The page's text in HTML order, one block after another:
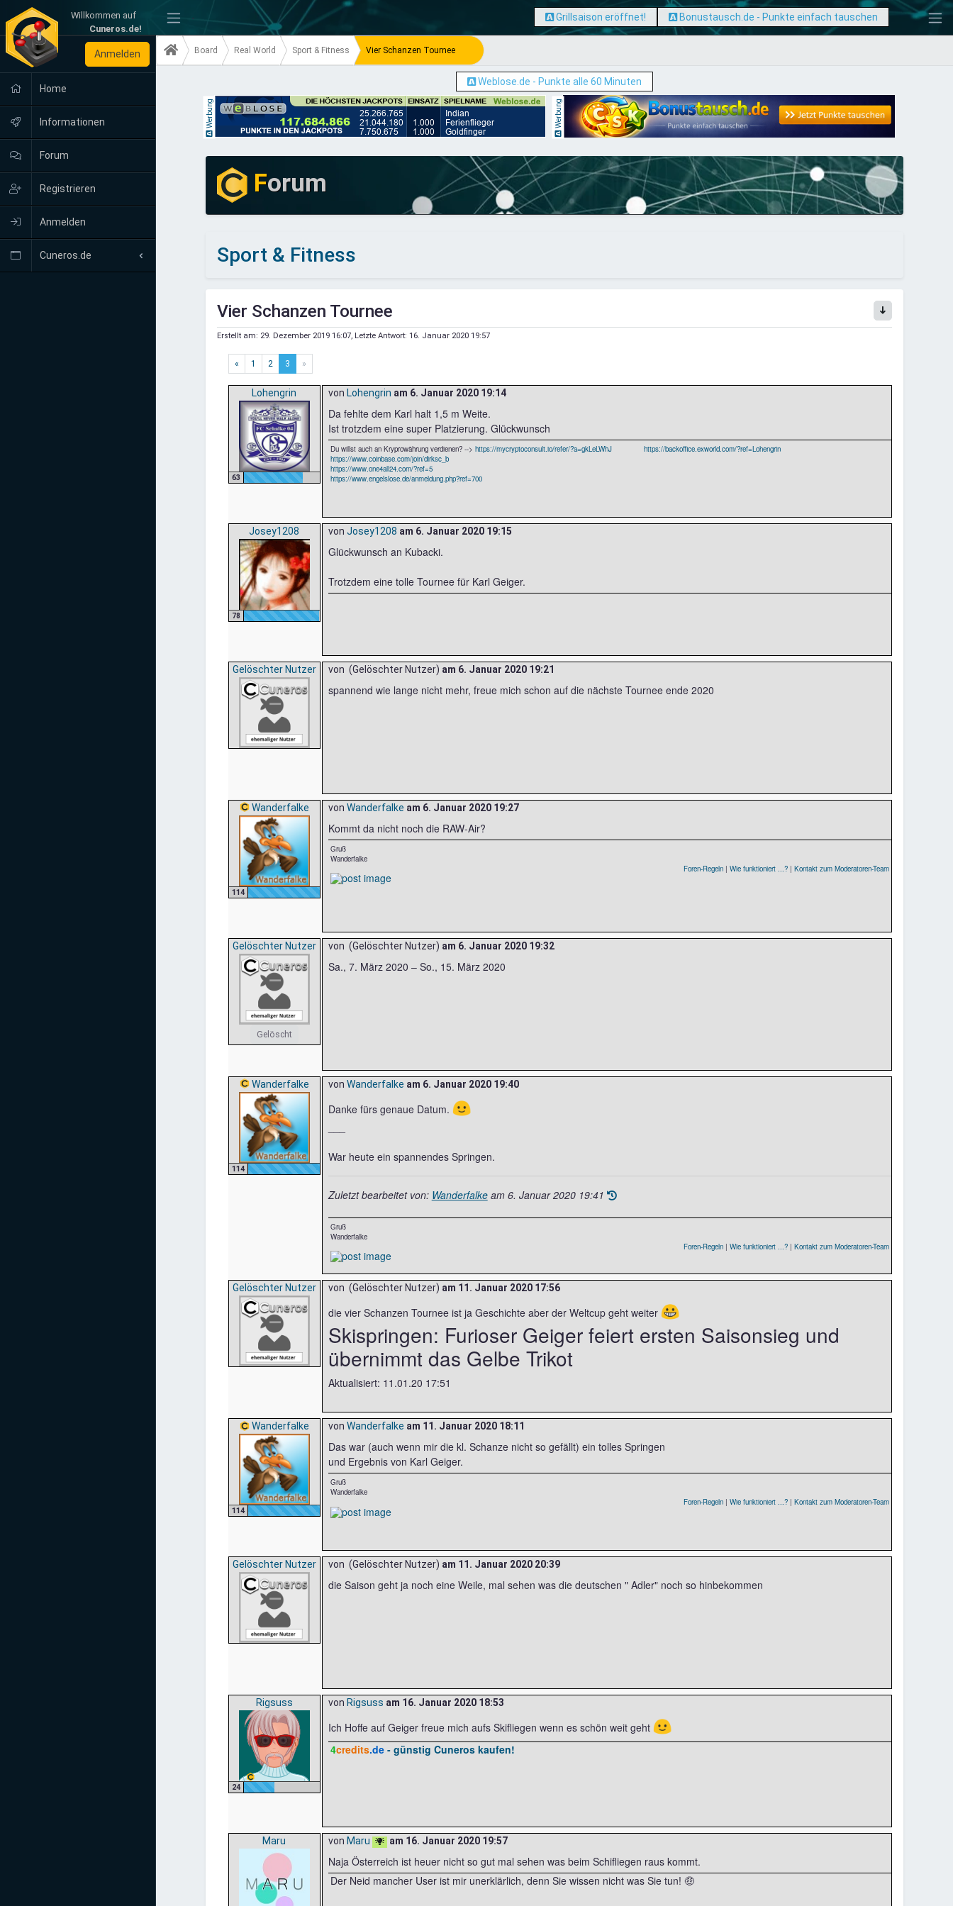
Willkommen auf
Cuneros.de!
- Grillsaison eröffnet! Bonustausch.de - Punkte einfach tauschen
Anmelden
Home
Informationen
Forum
Registrieren
Anmelden
Cuneros.de
Board Real World Sport & Fitness Vier Schanzen Tournee
Weblose.de - Punkte alle 60 Minuten
Werbung Werbung
Forum
Sport & Fitness
Vier Schanzen Tournee
Erstellt am: 29. Dezember 2019 16:07, Letzte Antwort: 16. Januar 2020 19:57
« 1 2 3 »
Lohengrin
63
von Lohengrin am 6. Januar 2020 19:14
Da fehlte dem Karl halt 1,5 m Weite.
Ist trotzdem eine super Platzierung. Glückwunsch
Du willst auch an Kryprowährung verdienen? --> https://mycryptoconsult.io/refer/?a=gkLeLWhJ
https://backoffice.exworld.com/?ref=Lohengrin
https://www.coinbase.com/join/dirksc_b
https://www.one4all24.com/?ref=5
https://www.engelslose.de/anmeldung.php?ref=700
Josey1208
78
von Josey1208 am 6. Januar 2020 19:15
Glückwunsch an Kubacki.
Trotzdem eine tolle Tournee für Karl Geiger.
Gelöschter Nutzer von (Gelöschter Nutzer) am 6. Januar 2020 19:21
spannend wie lange nicht mehr, freue mich schon auf die nächste Tournee ende 2020
Wanderfalke
114
von Wanderfalke am 6. Januar 2020 19:27
Kommt da nicht noch die RAW-Air?
Gruß
Wanderfalke
Foren-Regeln |Wie funktioniert ...? |Kontakt zum Moderatoren-Team
Gelöschter Nutzer
Gelöscht
von (Gelöschter Nutzer) am 6. Januar 2020 19:32
Sa., 7. März 2020 – So., 15. März 2020
Wanderfalke
114
von Wanderfalke am 6. Januar 2020 19:40
Danke fürs genaue Datum. 🙂
War heute ein spannendes Springen.
Zuletzt bearbeitet von: Wanderfalkeam 6. Januar 2020 19:41
Gruß
Wanderfalke
Foren-Regeln |Wie funktioniert ...? |Kontakt zum Moderatoren-Team
Gelöschter Nutzer von (Gelöschter Nutzer) am 11. Januar 2020 17:56
die vier Schanzen Tournee ist ja Geschichte aber der Weltcup geht weiter 😀
Skispringen: Furioser Geiger feiert ersten Saisonsieg und
übernimmt das Gelbe Trikot
Aktualisiert: 11.01.20 17:51
Wanderfalke
114
von Wanderfalke am 11. Januar 2020 18:11
Das war (auch wenn mir die kl. Schanze nicht so gefällt) ein tolles Springen
und Ergebnis von Karl Geiger.
Gruß
Wanderfalke
Foren-Regeln |Wie funktioniert ...? |Kontakt zum Moderatoren-Team
Gelöschter Nutzer von (Gelöschter Nutzer) am 11. Januar 2020 20:39
die Saison geht ja noch eine Weile, mal sehen was die deutschen " Adler" noch so hinbekommen
Rigsuss
24
von Rigsuss am 16. Januar 2020 18:53
Ich Hoffe auf Geiger freue mich aufs Skifliegen wenn es schön weit geht 🙂
4credits.de- günstig Cuneros kaufen!
Maru von Maru am 16. Januar 2020 19:57
Naja Österreich ist heuer nicht so gut mal sehen was beim Schifliegen raus kommt.
Der Neid mancher User ist mir unerklärlich, denn Sie wissen nicht was Sie tun! 🤑